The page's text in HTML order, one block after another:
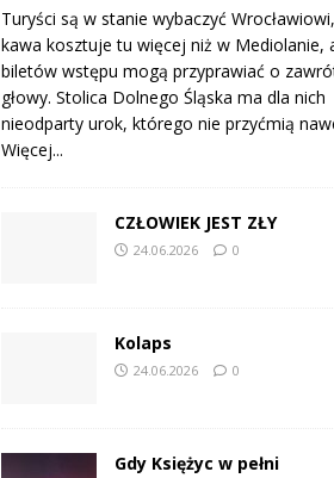
Turyści są w stanie wybaczyć
kawa kosztuje tu więcej niż w Mediolanie,
biletów wstępu mogą przyprawiać o
głowy. Stolica Dolnego Śląska ma dla nich
nieodparty urok, którego nie przyćmią
Więcej...
CZŁOWIEK JEST ZŁY
24.06.2026 0
Kolaps
24.06.2026 0
Gdy Księżyc w pełni